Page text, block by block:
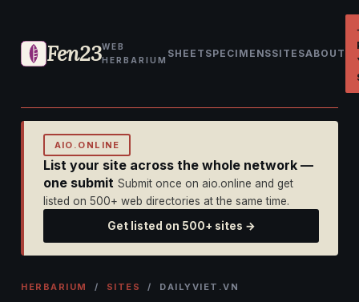
Fen23WEB
HERBARIUM
SHEET SPECIMENSSITESABOUT
AIO.ONLINE
List your site across the whole network —
one submit Submit once on aio.online and get
listed on 500+ web directories at the same time.
Get listed on 500+ sites →
HERBARIUM / SITES / DAILYVIET.VN